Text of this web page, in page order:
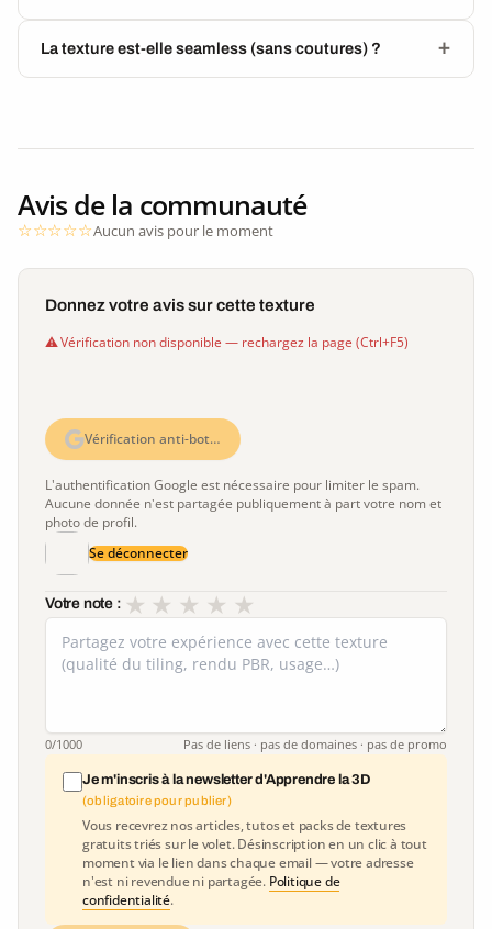
La texture est-elle seamless (sans coutures) ?
Avis de la communauté
Aucun avis pour le moment
Donnez votre avis sur cette texture
Vérification non disponible — rechargez la page (Ctrl+F5)
Vérification anti-bot…
L'authentification Google est nécessaire pour limiter le spam.
Aucune donnée n'est partagée publiquement à part votre nom et
photo de profil.
Se déconnecter
Votre note : ★
★
★
★
★
0/1000 Pas de liens · pas de domaines · pas de promo
Je m'inscris à la newsletter d'Apprendre la 3D
(obligatoire pour publier)
Vous recevrez nos articles, tutos et packs de textures
gratuits triés sur le volet. Désinscription en un clic à tout
moment via le lien dans chaque email — votre adresse
n'est ni revendue ni partagée. Politique de
confidentialité.